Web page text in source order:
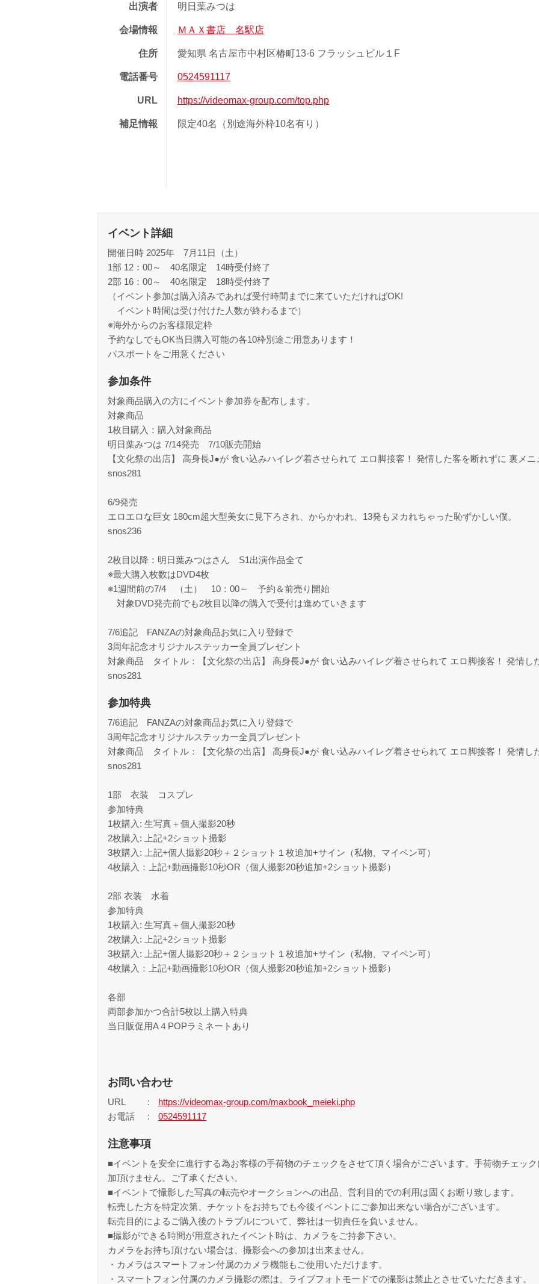
出演者 明日葉みつは
会場情報 ＭＡＸ書店 名駅店
住所 愛知県 名古屋市中村区椿町13-6 フラッシュビル１F
電話番号 0524591117
URL https://videomax-group.com/top.php
補足情報 限定40名（別途海外枠10名有り）
イベント詳細
開催日時 2025年 7月11日（土）
1部 12：00～ 40名限定 14時受付終了
2部 16：00～ 40名限定 18時受付終了
（イベント参加は購入済みであれば受付時間までに来ていただければOK!
イベント時間は受け付けた人数が終わるまで）
※海外からのお客様限定枠
予約なしでもOK当日購入可能の各10枠別途ご用意あります！
パスポートをご用意ください
参加条件
対象商品購入の方にイベント参加券を配布します。
対象商品
1枚目購入：購入対象商品
明日葉みつは 7/14発売 7/10販売開始
【文化祭の出店】 高身長J●が 食い込みハイレグ着させられて エロ脚接客！ 発情した客を断れずに 裏メニ
snos281
6/9発売
エロエロな巨女 180cm超大型美女に見下ろされ、からかわれ、13発もヌカれちゃった恥ずかしい僕。
snos236
2枚目以降：明日葉みつはさん S1出演作品全て
※最大購入枚数はDVD4枚
※1週間前の7/4 （土） 10：00～ 予約＆前売り開始
対象DVD発売前でも2枚目以降の購入で受付は進めていきます
7/6追記 FANZAの対象商品お気に入り登録で
3周年記念オリジナルステッカー全員プレゼント
対象商品 タイトル：【文化祭の出店】 高身長J●が 食い込みハイレグ着させられて エロ脚接客！ 発情し
snos281
参加特典
7/6追記 FANZAの対象商品お気に入り登録で
3周年記念オリジナルステッカー全員プレゼント
対象商品 タイトル：【文化祭の出店】 高身長J●が 食い込みハイレグ着させられて エロ脚接客！ 発情し
snos281
1部 衣装 コスプレ
参加特典
1枚購入: 生写真＋個人撮影20秒
2枚購入: 上記+2ショット撮影
3枚購入: 上記+個人撮影20秒＋２ショット１枚追加+サイン（私物、マイペン可）
4枚購入：上記+動画撮影10秒OR（個人撮影20秒追加+2ショット撮影）
2部 衣装 水着
参加特典
1枚購入: 生写真＋個人撮影20秒
2枚購入: 上記+2ショット撮影
3枚購入: 上記+個人撮影20秒＋２ショット１枚追加+サイン（私物、マイペン可）
4枚購入：上記+動画撮影10秒OR（個人撮影20秒追加+2ショット撮影）
各部
両部参加かつ合計5枚以上購入特典
当日販促用A４POPラミネートあり
お問い合わせ
URL
https://videomax-group.com/maxbook_meieki.php
お電話
0524591117
注意事項
■イベントを安全に進行する為お客様の手荷物のチェックをさせて頂く場合がございます。手荷物チェッ
加頂けません。ご了承ください。
■イベントで撮影した写真の転売やオークションへの出品、営利目的での利用は固くお断り致します。
転売した方を特定次第、チケットをお持ちでも今後イベントにご参加出来ない場合がございます。
転売目的によるご購入後のトラブルについて、弊社は一切責任を負いません。
■撮影ができる時間が用意されたイベント時は、カメラをご持参下さい。
カメラをお持ち頂けない場合は、撮影会への参加は出来ません。
・カメラはスマートフォン付属のカメラ機能もご使用いただけます。
・スマートフォン付属のカメラ撮影の際は、ライブフォトモードでの撮影は禁止とさせていただきます。